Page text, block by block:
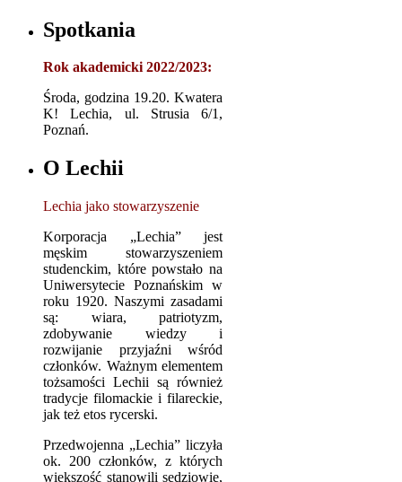
Spotkania
Rok akademicki 2022/2023:
Środa, godzina 19.20. Kwatera
K! Lechia, ul. Strusia 6/1,
Poznań.
O Lechii
Lechia jako stowarzyszenie
Korporacja „Lechia” jest
męskim stowarzyszeniem
studenckim, które powstało na
Uniwersytecie Poznańskim w
roku 1920. Naszymi zasadami
są: wiara, patriotyzm,
zdobywanie wiedzy i
rozwijanie przyjaźni wśród
członków. Ważnym elementem
tożsamości Lechii są również
tradycje filomackie i filareckie,
jak też etos rycerski.
Przedwojenna „Lechia” liczyła
ok. 200 członków, z których
większość stanowili sędziowie,